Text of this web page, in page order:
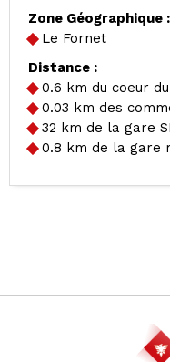
Zone Géographique :
Le Fornet
Distance :
0.6 km du coeur
0.03 km des
32 km de la gare
0.8 km de la gare